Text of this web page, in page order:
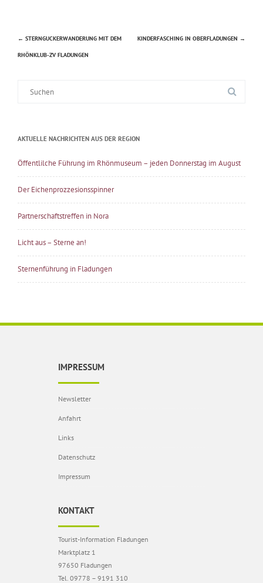
Beitragsnavigation
← STERNGUCKERWANDERUNG MIT DEM
RHÖNKLUB-ZV FLADUNGEN
KINDERFASCHING IN OBERFLADUNGEN →
AKTUELLE NACHRICHTEN AUS DER REGION
Öffentlilche Führung im Rhönmuseum – jeden Donnerstag im August
Der Eichenprozzesionsspinner
Partnerschaftstreffen in Nora
Licht aus – Sterne an!
Sternenführung in Fladungen
IMPRESSUM
Newsletter
Anfahrt
Links
Datenschutz
Impressum
KONTAKT
Tourist-Information Fladungen
Marktplatz 1
97650 Fladungen
Tel. 09778 – 9191 310